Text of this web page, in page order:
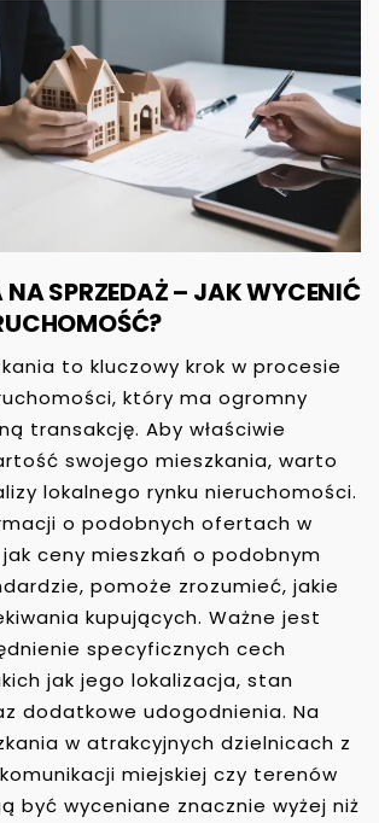
SPRZEDAŻ – JAK WYCENIĆ
to kluczowy krok w procesie
który ma ogromny
transakcję. Aby właściwie
swojego mieszkania, warto
lokalnego rynku nieruchomości.
o podobnych ofertach w
ceny mieszkań o podobnym
pomoże zrozumieć, jakie
kupujących. Ważne jest
specyficznych cech
jak jego lokalizacja, stan
dodatkowe udogodnienia. Na
w atrakcyjnych dzielnicach z
miejskiej czy terenów
być wyceniane znacznie wyżej niż